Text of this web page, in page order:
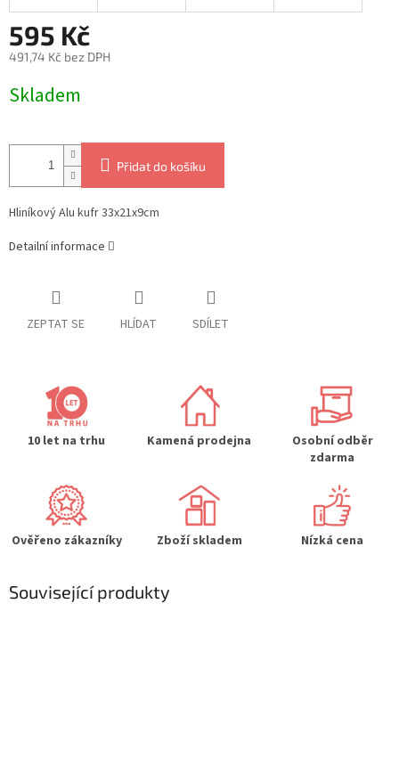
595 Kč
491,74 Kč bez DPH
cena:
Skladem
Přidat do košíku
Hliníkový Alu kufr 33x21x9cm
Detailní informace
ZEPTAT SE HLÍDAT SDÍLET
10 let na trhu Kamená prodejna
Osobní odběr
zdarma
Ověřeno zákazníky Zboží skladem Nízká cena
Související produkty